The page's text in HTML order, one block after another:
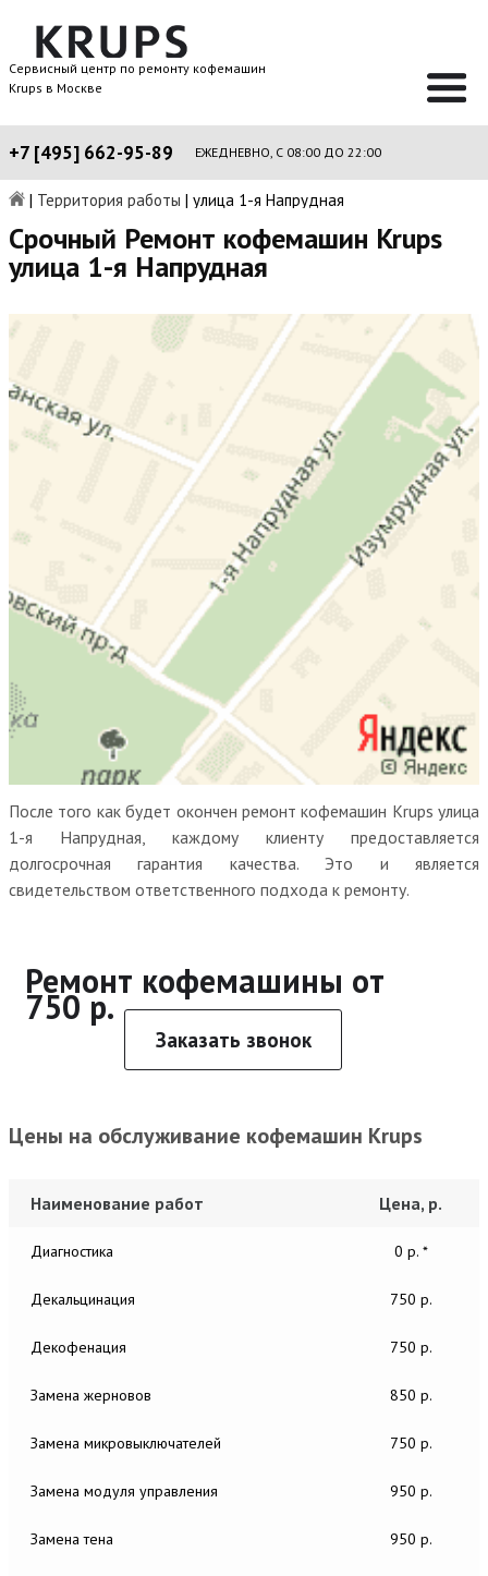
Сервисный центр по ремонту кофемашин
Krups в Москве
+7 [495] 662-95-89 ЕЖЕДНЕВНО, С 08:00 ДО 22:00
| Территория работы | улица 1-я Напрудная
Срочный Ремонт кофемашин Krups
улица 1-я Напрудная
После того как будет окончен ремонт кофемашин Krups улица
1-я Напрудная, каждому клиенту предоставляется
долгосрочная гарантия качества. Это и является
свидетельством ответственного подхода к ремонту.
Ремонт кофемашины от
750 р.
Заказать звонок
Цены на обслуживание кофемашин Krups
Наименование работ Цена, р.
Диагностика 0 р. *
Декальцинация 750 р.
Декофенация 750 р.
Замена жерновов 850 р.
Замена микровыключателей 750 р.
Замена модуля управления 950 р.
Замена тена 950 р.